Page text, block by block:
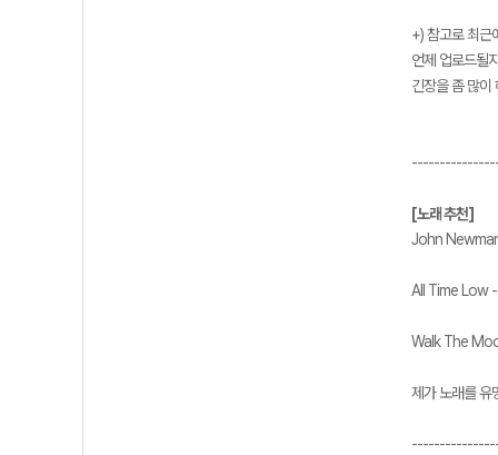
+) 참고로 최근
언제 업로드될
긴장을 좀 많이
[노래 추천]
John
All Time Low
Walk The
제가 노래를 유